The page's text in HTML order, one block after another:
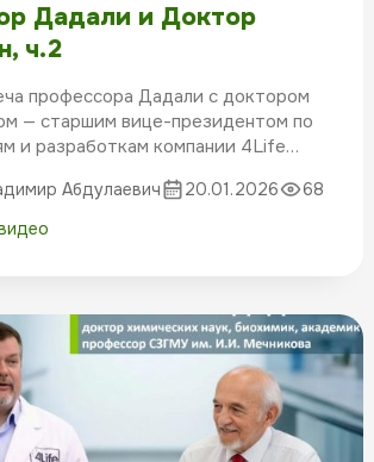
Дадали и Доктор
ч.2
профессора Дадали с доктором
— старшим вице-президентом по
и разработкам компании 4Life
исследования и новые
Абдулаевич 20.01.2026
68